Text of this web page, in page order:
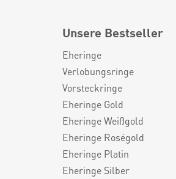
Unsere Bestseller
Eheringe
Verlobungsringe
Vorsteckringe
Eheringe Gold
Eheringe Weißgold
Eheringe Roségold
Eheringe Platin
Eheringe Silber